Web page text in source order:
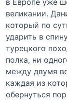
в Европе уже
великании.
который по
ударить в
турецкого
полка, ни
между двумя
каждая из
обернуться